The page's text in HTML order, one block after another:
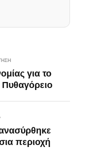
για το
περιοχή